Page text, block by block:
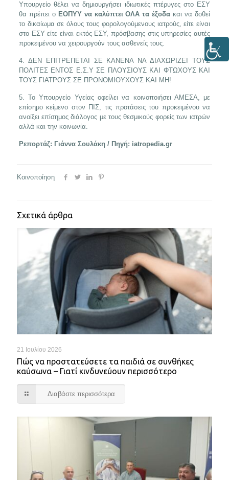
Υπουργείο θέλει να δημιουργήσει ιδιωτικές πτέρυγες στο ΕΣΥ
θα πρέπει οΕΟΠΥΥ να καλύπτει ΟΛΑ τα έξοδα και να δοθεί
το δικαίωμα σε όλους τους φορολογούμενους ιατρούς, είτε είναι
στο ΕΣΥ είτε είναι εκτός ΕΣΥ, πρόσβασης στις υπηρεσίες αυτές
προκειμένου να χειρουργούν τους ασθενείς τους.
4. ΔΕΝ ΕΠΙΤΡΕΠΕΤΑΙ ΣΕ ΚΑΝΕΝΑ ΝΑ ΔΙΑΧΩΡΙΖΕΙ ΤΟΥΣ
ΠΟΛΙΤΕΣ ΕΝΤΟΣ Ε.Σ.Υ ΣΕ ΠΛΟΥΣΙΟΥΣ ΚΑΙ ΦΤΩΧΟΥΣ ΚΑΙ
ΤΟΥΣ ΓΙΑΤΡΟΥΣ ΣΕ ΠΡΟΝΟΜΙΟΥΧΟΥΣ ΚΑΙ ΜΗ!
5. Το Υπουργείο Υγείας οφείλει να κοινοποιήσει ΑΜΕΣΑ, με
επίσημο κείμενο στον ΠΙΣ, τις προτάσεις του προκειμένου να
ανοίξει επίσημος διάλογος με τους θεσμικούς φορείς των ιατρών
αλλά και την κοινωνία.
Ρεπορτάζ: Γιάννα Σουλάκη / Πηγή: iatropedia.gr
Κοινοποίηση
Σχετικά άρθρα
21 Ιουλίου 2026
Πώς να προστατεύσετε τα παιδιά σε συνθήκες
καύσωνα – Γιατί κινδυνεύουν περισσότερο
Διαβάστε περισσότερα